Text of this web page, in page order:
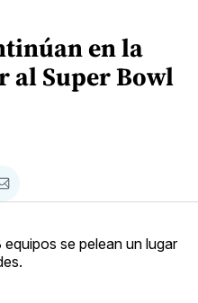
en la
al Super Bowl
Compartir
via
se pelean un lugar